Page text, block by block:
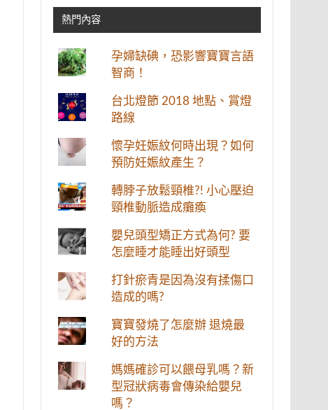
熱門內容
孕婦缺碘，恐影響寶寶言語
智商！
台北燈節 2018 地點、賞燈
路線
懷孕妊娠紋何時出現？如何
預防妊娠紋產生？
轉脖子放鬆頸椎?! 小心壓迫
頸椎動脈造成癱瘓
嬰兒頭型矯正方式為何? 要
怎麼睡才能睡出好頭型
打針瘀青是因為沒有揉傷口
造成的嗎?
寶寶發燒了怎麼辦 退燒最
好的方法
媽媽確診可以餵母乳嗎？新
型冠狀病毒會傳染給嬰兒
嗎？